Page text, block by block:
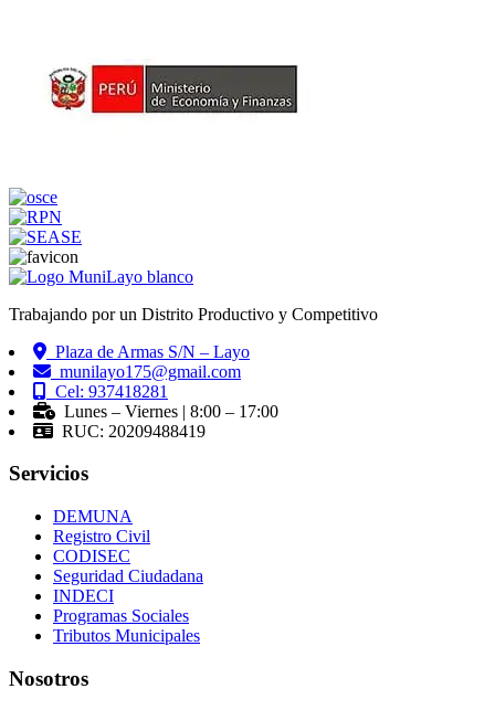
Trabajando por un Distrito Productivo y Competitivo
Plaza de Armas S/N – Layo
munilayo175@gmail.com
Cel: 937418281
Lunes – Viernes | 8:00 – 17:00
RUC: 20209488419
Servicios
DEMUNA
Registro Civil
CODISEC
Seguridad Ciudadana
INDECI
Programas Sociales
Tributos Municipales
Nosotros